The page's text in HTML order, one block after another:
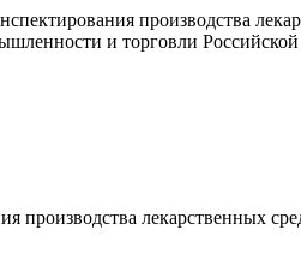
производства
и торговли
производства лекарственных